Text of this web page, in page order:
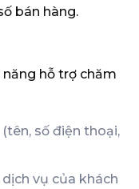
bán hàng.
hỗ trợ chăm
số điện thoại,
vụ của khách